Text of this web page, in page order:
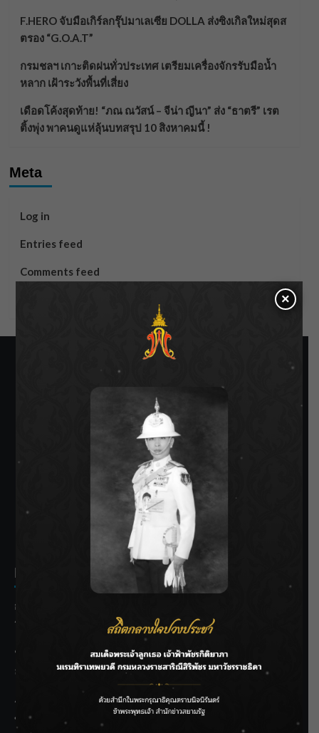
F.HERO จับมือเกิร์ลกรุ๊ปมาเลเซีย DOLLA ส่งซิงเกิลใหม่สุดส
ตรอง “G.O.A.T”
กรมชลฯ เกาะติดฝนทั่วประเทศ เตรียมเครื่องจักรรับมือน้ำ
หลาก เฝ้าระวังพื้นที่เสี่ยง
เดือดโค้งสุดท้าย! “ภณ ณวัสน์ – จีน่า ญีนา” ส่ง “ธาตรี” เรต
ติ้งพุ่ง พาคนดูแห่ลุ้นบทสรุป 10 สิงหาคมนี้ !
Meta
Log in
Entries feed
Comments feed
SIAMRATH VARIETY
THE BEST ENTERTAINMENT
Recent Posts
กรมชลฯ รับฟังประชาชน ติดตามแก้ปัญหาโครงการประตู
ระบายน้ำศรีสองรักฯ
‘แมน การิน’ แชร์ความเชื่อชวนคิด! “อยากกินอะไรหลังจาก
ลาโลกนี้ ให้ใส่บาตรสิ่งนั้นไว้ตอนยังมีชีวิต”
ราชเลขานุการในพระองค์ฯ ติดตามโครงการหุบกะพง–ห้วย
ทรายใต้ เสริมความมั่นคงน้ำเพชรบุรี
×